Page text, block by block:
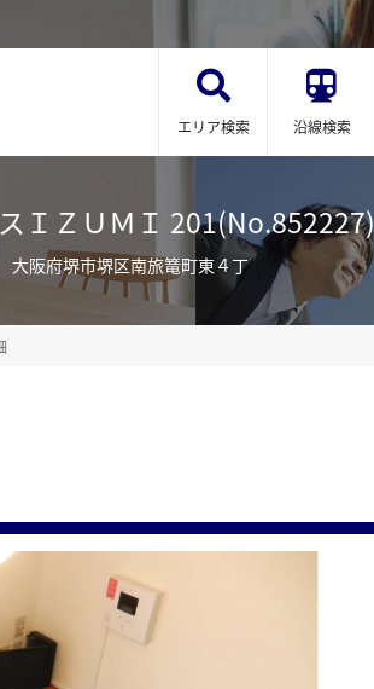
エリア検索 沿線検索
ＩＺＵＭＩ 201(No.852227)
大阪府堺市堺区南旅篭町東４丁